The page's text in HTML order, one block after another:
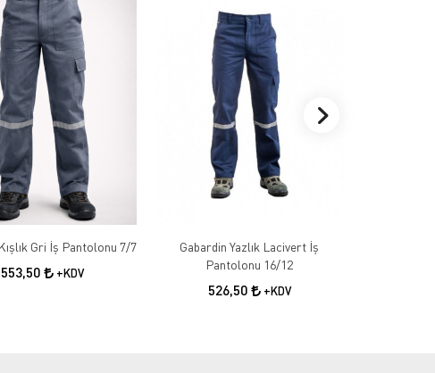
Gabardin Kışlık Gri İş Pantolonu 7/7
553,50 +KDV
Gabardin Yazlık Lacivert İş
Pantolonu 16/12
526,50 +KDV